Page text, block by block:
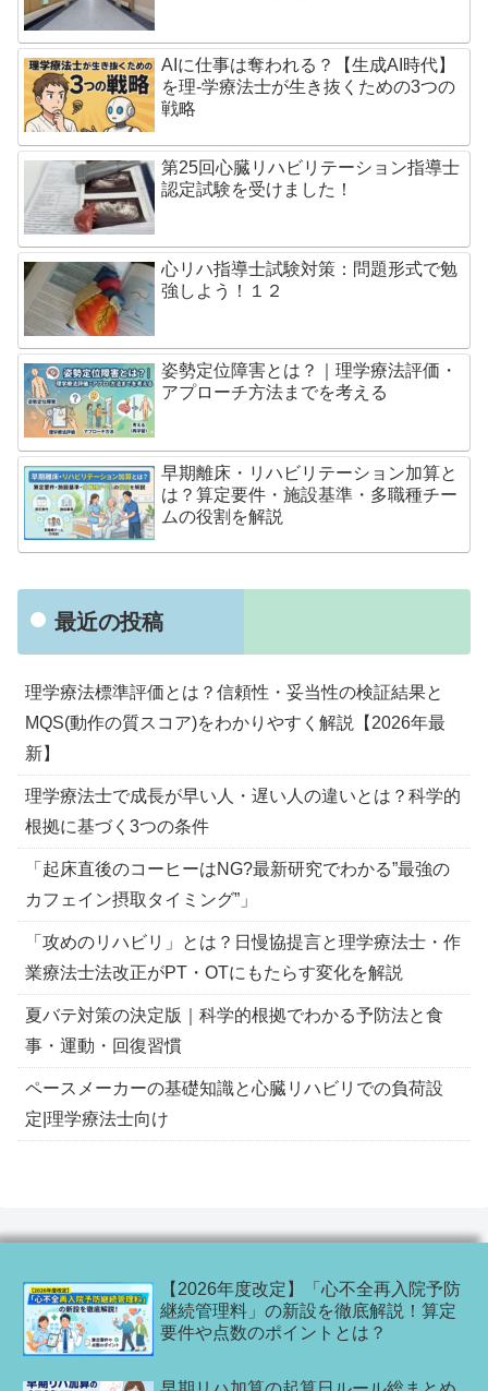
AIに仕事は奪われる？【生成AI時代】
を理-学療法士が生き抜くための3つの
戦略
第25回心臓リハビリテーション指導士
認定試験を受けました！
心リハ指導士試験対策：問題形式で勉
強しよう！１２
姿勢定位障害とは？｜理学療法評価・
アプローチ方法までを考える
早期離床・リハビリテーション加算と
は？算定要件・施設基準・多職種チー
ムの役割を解説
最近の投稿
理学療法標準評価とは？信頼性・妥当性の検証結果と
MQS(動作の質スコア)をわかりやすく解説【2026年最
新】
理学療法士で成長が早い人・遅い人の違いとは？科学的
根拠に基づく3つの条件
「起床直後のコーヒーはNG?最新研究でわかる”最強の
カフェイン摂取タイミング”」
「攻めのリハビリ」とは？日慢協提言と理学療法士・作
業療法士法改正がPT・OTにもたらす変化を解説
夏バテ対策の決定版｜科学的根拠でわかる予防法と食
事・運動・回復習慣
ペースメーカーの基礎知識と心臓リハビリでの負荷設
定|理学療法士向け
【2026年度改定】「心不全再入院予防
継続管理料」の新設を徹底解説！算定
要件や点数のポイントとは？